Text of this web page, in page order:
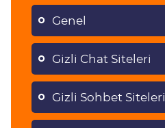
Genel
Gizli Chat Siteleri
Gizli Sohbet Siteleri